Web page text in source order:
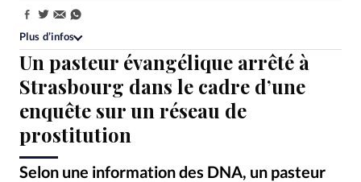
Société
Monde
Bible
Toute l'actualité
Se connecter
Un pasteur évangélique arrêté à
Strasbourg dans le cadre d’une
enquête sur un réseau de
prostitution
Selon une information des DNA, un pasteur
Partager:
Plus d’infos